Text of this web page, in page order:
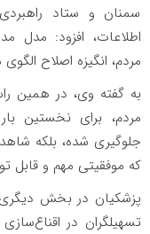
سمنان و ستاد
اطلاعات، افزود: مدل
مردم، انگیزه اصلاح
به گفته وی، در همین
مردم، برای نخستین
جلوگیری شده، بلکه
که موفقیتی مهم و قابل
پزشکیان در بخش
تسهیلگران در